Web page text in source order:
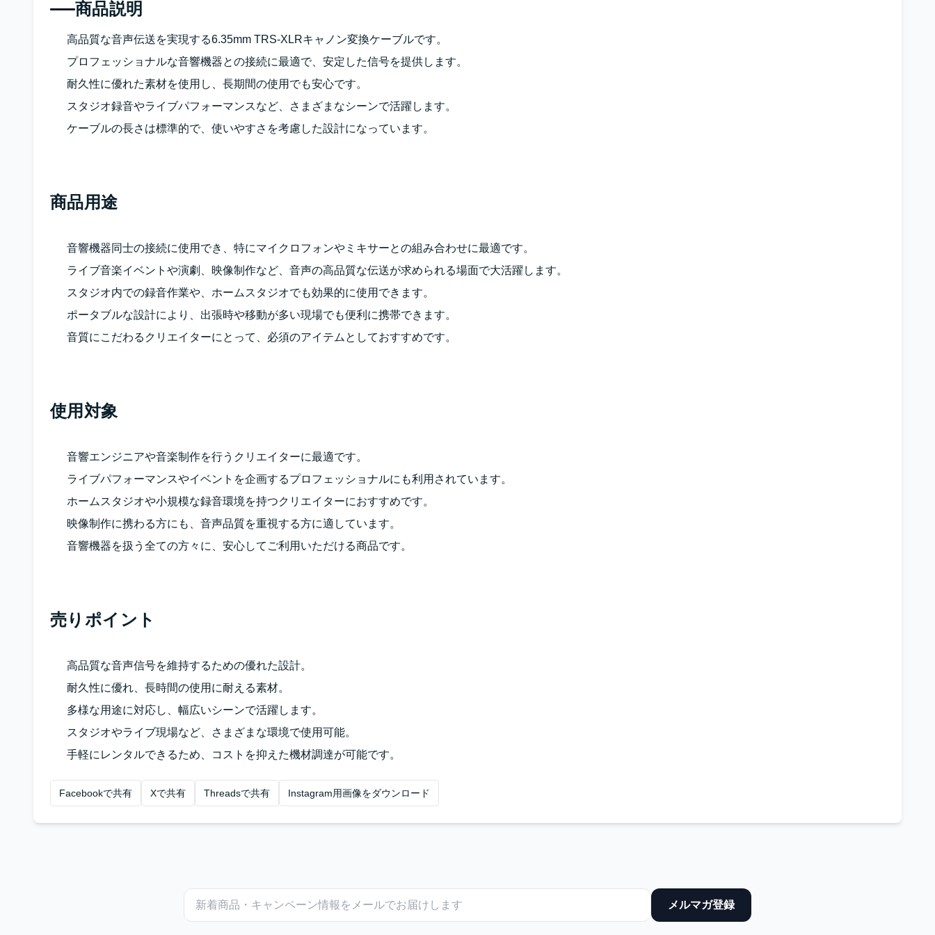
商品説明
高品質な音声伝送を実現する6.35mm TRS-XLRキャノン変換ケーブルです。
プロフェッショナルな音響機器との接続に最適で、安定した信号を提供します。
耐久性に優れた素材を使用し、長期間の使用でも安心です。
スタジオ録音やライブパフォーマンスなど、さまざまなシーンで活躍します。
ケーブルの長さは標準的で、使いやすさを考慮した設計になっています。
商品用途
音響機器同士の接続に使用でき、特にマイクロフォンやミキサーとの組み合わせに最適です。
ライブ音楽イベントや演劇、映像制作など、音声の高品質な伝送が求められる場面で大活躍します。
スタジオ内での録音作業や、ホームスタジオでも効果的に使用できます。
ポータブルな設計により、出張時や移動が多い現場でも便利に携帯できます。
音質にこだわるクリエイターにとって、必須のアイテムとしておすすめです。
使用対象
音響エンジニアや音楽制作を行うクリエイターに最適です。
ライブパフォーマンスやイベントを企画するプロフェッショナルにも利用されています。
ホームスタジオや小規模な録音環境を持つクリエイターにおすすめです。
映像制作に携わる方にも、音声品質を重視する方に適しています。
音響機器を扱う全ての方々に、安心してご利用いただける商品です。
売りポイント
高品質な音声信号を維持するための優れた設計。
耐久性に優れ、長時間の使用に耐える素材。
多様な用途に対応し、幅広いシーンで活躍します。
スタジオやライブ現場など、さまざまな環境で使用可能。
手軽にレンタルできるため、コストを抑えた機材調達が可能です。
Facebookで共有 Xで共有 Threadsで共有 Instagram用画像をダウンロード
メルマガ登録